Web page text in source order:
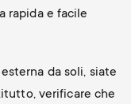
rapida e facile
da soli, siate
verificare che